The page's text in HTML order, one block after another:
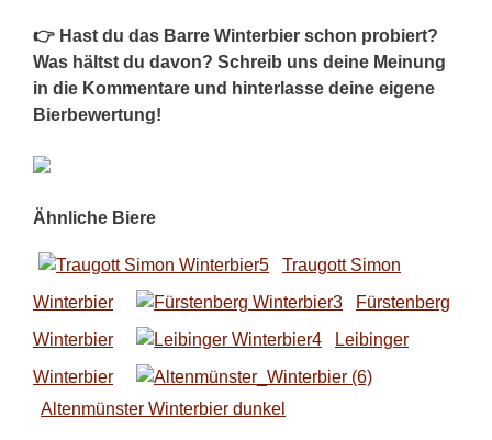
👉 Hast du das Barre Winterbier schon probiert?
Was hältst du davon? Schreib uns deine Meinung
in die Kommentare und hinterlasse deine eigene
Bierbewertung!
Ähnliche Biere
Traugott Simon
Winterbier
Fürstenberg
Winterbier
Leibinger
Winterbier
Altenmünster Winterbier dunkel